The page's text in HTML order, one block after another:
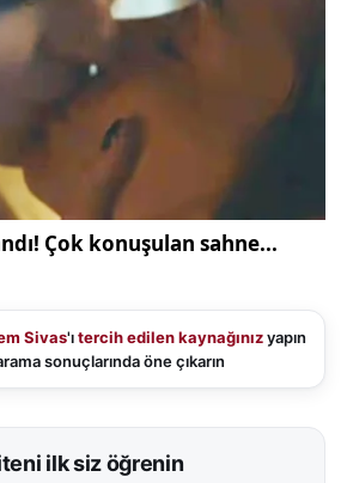
Sivas'ıtercih edilen kaynağınızyapın
sonuçlarında öne çıkarın
ilk siz öğrenin